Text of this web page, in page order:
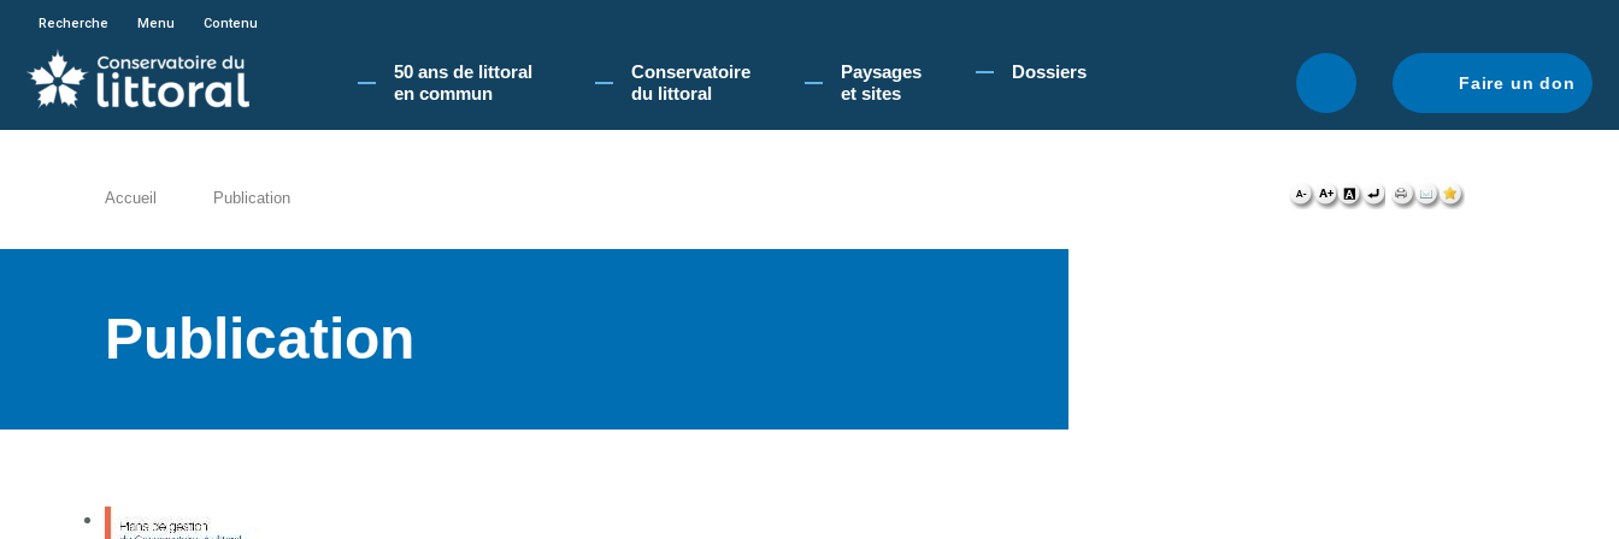
En poursuivant votre navigation sur le site du Conservatoire du littoral, vous acceptez l'utilisation de cookies pour vous proposer une navigation optimale.
Recherche Menu Contenu
50 ans de littoral
en commun​
Conservatoire
du littoral
Paysages
et sites
Dossiers
Faire un don
Accueil Publication
Publication